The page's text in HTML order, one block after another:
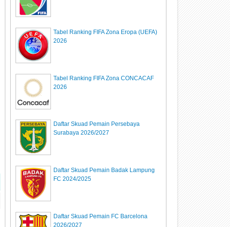
Tabel Ranking FIFA Zona Eropa (UEFA)
2026
Tabel Ranking FIFA Zona CONCACAF
2026
Daftar Skuad Pemain Persebaya
Surabaya 2026/2027
Daftar Skuad Pemain Badak Lampung
FC 2024/2025
Daftar Skuad Pemain FC Barcelona
2026/2027